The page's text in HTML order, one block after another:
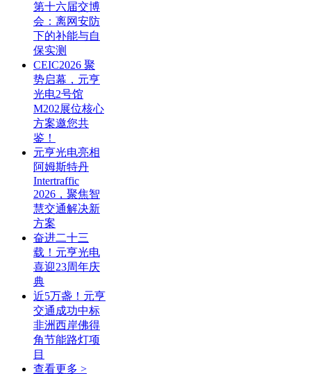
第十六届交博
会：离网安防
下的补能与自
保实测
CEIC2026 聚
势启幕，元亨
光电2号馆
M202展位核心
方案邀您共
鉴！
元亨光电亮相
阿姆斯特丹
Intertraffic
2026，聚焦智
慧交通解决新
方案
奋进二十三
载！元亨光电
喜迎23周年庆
典
近5万盏！元亨
交通成功中标
非洲西岸佛得
角节能路灯项
目
查看更多 >